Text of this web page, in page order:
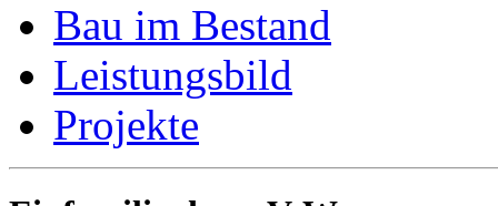
Bau im Bestand
Leistungsbild
Projekte